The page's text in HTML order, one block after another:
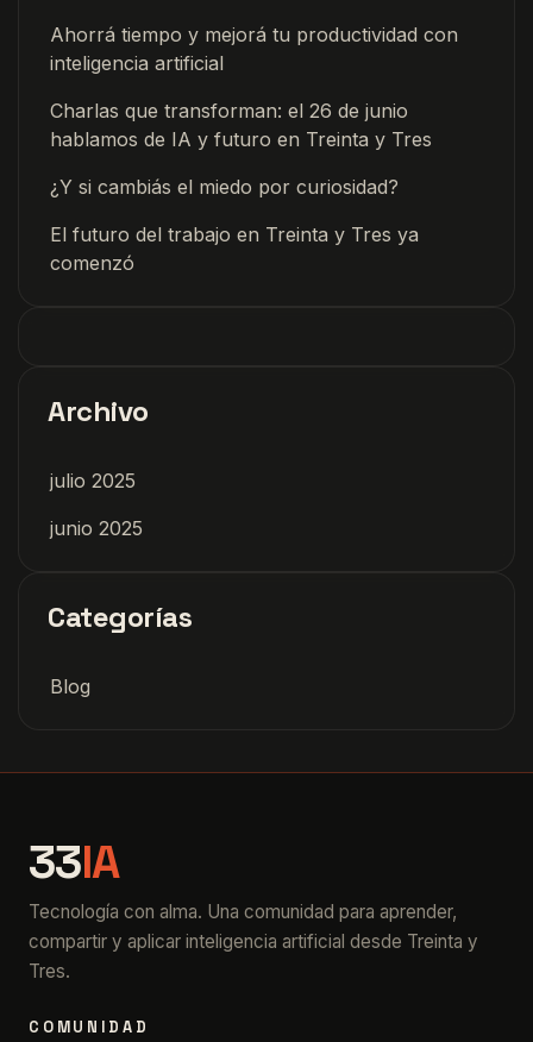
Ahorrá tiempo y mejorá tu productividad con
inteligencia artificial
Charlas que transforman: el 26 de junio
hablamos de IA y futuro en Treinta y Tres
¿Y si cambiás el miedo por curiosidad?
El futuro del trabajo en Treinta y Tres ya
comenzó
Archivo
julio 2025
junio 2025
Categorías
Blog
33IA
Tecnología con alma. Una comunidad para aprender,
compartir y aplicar inteligencia artificial desde Treinta y
Tres.
COMUNIDAD